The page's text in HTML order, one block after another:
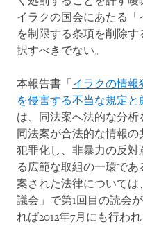
イラクの国会にあたる
を制限する条項を削除
択すべきでない。
本報告書「 イラクの情報
を侵害する不当な規定と
は、同法案へ法的な分析
同法案が合法的な情報
犯罪化し、非暴力の反対
る広範な取組の一環で
案された法律については
議会」で第1回目の読会
れば2012年7月にも行わ